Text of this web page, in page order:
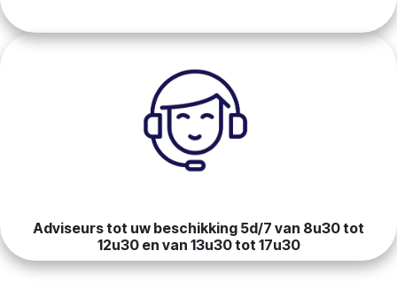
Adviseurs tot uw beschikking 5d/7 van 8u30 tot
12u30 en van 13u30 tot 17u30